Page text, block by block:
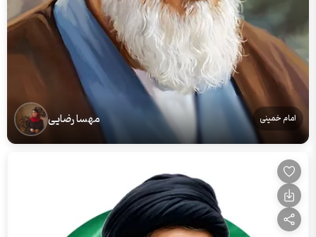
امام خمینی مهسا رضایی